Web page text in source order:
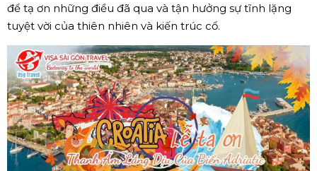
để tạ ơn những điều đã qua và tận hưởng sự tĩnh lặng
tuyệt vời của thiên nhiên và kiến trúc cổ.